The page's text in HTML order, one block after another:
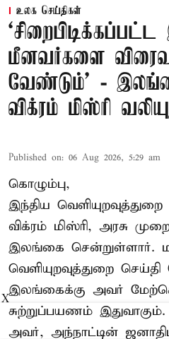
உலக செய்திகள்
மீனவர்களை
வேண்டும்' -
விக்ரம் மிஸ்ரி
Published on: 06 Aug 2026, 5:29 am
கொழும்பு,
இந்திய
விக்ரம் மிஸ்ரி, அரசு
இலங்கை சென்றுள்ளார்.
வெளியுறவுத்துறை
இலங்கைக்கு அவர்
சுற்றுப்பயணம்
அவர், அந்நாட்டின்
X